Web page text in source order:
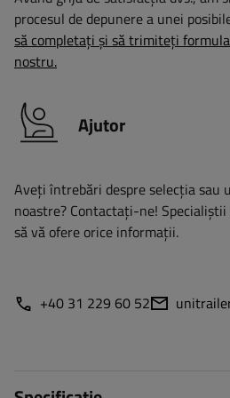
procesul de depunere a unei
să completați și să trimiteți
nostru.
Ajutor
Aveți întrebări despre selecția sau
noastre? Contactaţi-ne!
să vă ofere orice informații.
+40 31 229 60 52